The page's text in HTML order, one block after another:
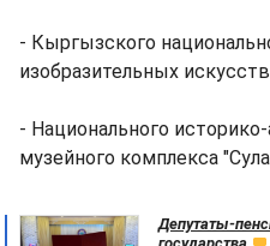
- Кыргызского
изобразительных
- Национального
музейного комплекса
Депутаты-